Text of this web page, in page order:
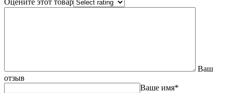
Ваш
отзыв
Ваше имя*